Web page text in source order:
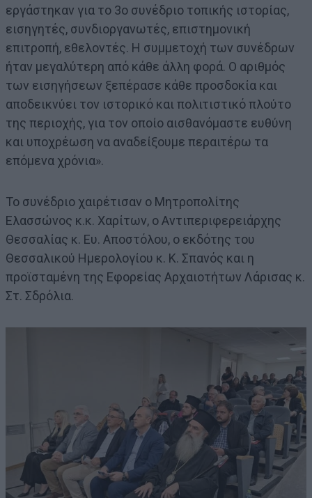
εργάστηκαν για το 3ο συνέδριο τοπικής ιστορίας,
εισηγητές, συνδιοργανωτές, επιστημονική
επιτροπή, εθελοντές. Η συμμετοχή των συνέδρων
ήταν μεγαλύτερη από κάθε άλλη φορά. Ο αριθμός
των εισηγήσεων ξεπέρασε κάθε προσδοκία και
αποδεικνύει τον ιστορικό και πολιτιστικό πλούτο
της περιοχής, για τον οποίο αισθανόμαστε ευθύνη
και υποχρέωση να αναδείξουμε περαιτέρω τα
επόμενα χρόνια».
Το συνέδριο χαιρέτισαν ο Μητροπολίτης
Ελασσώνος κ.κ. Χαρίτων, ο Αντιπεριφερειάρχης
Θεσσαλίας κ. Ευ. Αποστόλου, ο εκδότης του
Θεσσαλικού Ημερολογίου κ. Κ. Σπανός και η
προϊσταμένη της Εφορείας Αρχαιοτήτων Λάρισας κ.
Στ. Σδρόλια.